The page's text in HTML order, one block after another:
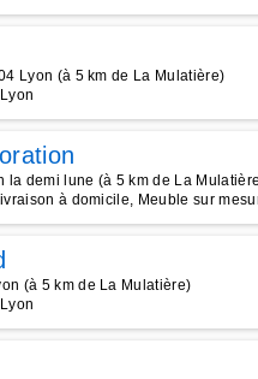
Lyon (à 5 km de La Mulatière)
la demi lune (à 5 km de La
à domicile, Meuble sur
(à 5 km de La Mulatière)